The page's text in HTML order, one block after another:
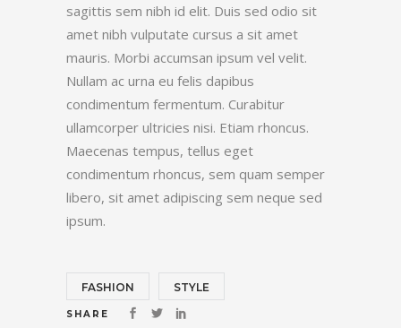
sagittis sem nibh id elit. Duis sed odio sit
amet nibh vulputate cursus a sit amet
mauris. Morbi accumsan ipsum vel velit.
Nullam ac urna eu felis dapibus
condimentum fermentum. Curabitur
ullamcorper ultricies nisi. Etiam rhoncus.
Maecenas tempus, tellus eget
condimentum rhoncus, sem quam semper
libero, sit amet adipiscing sem neque sed
ipsum.
FASHION STYLE
SHARE